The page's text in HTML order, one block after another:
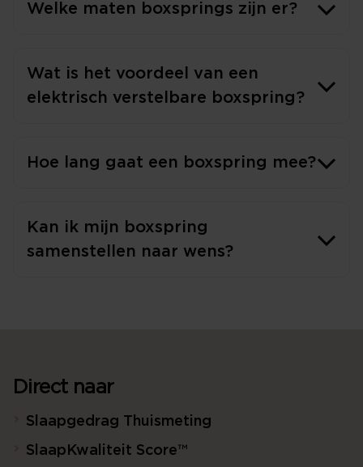
Welke maten boxsprings zijn er?
Wat is het voordeel van een
elektrisch verstelbare boxspring?
Hoe lang gaat een boxspring mee?
Kan ik mijn boxspring
samenstellen naar wens?
Direct naar
Slaapgedrag Thuismeting
SlaapKwaliteit Score™